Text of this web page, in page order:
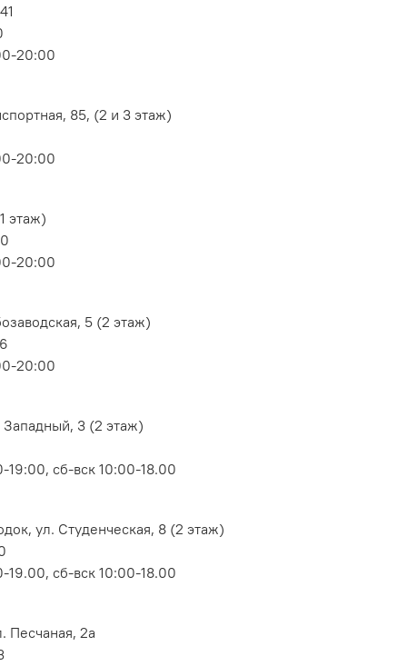
20:00
85, (2 и 3 этаж)
20:00
этаж)
20:00
5 (2 этаж)
20:00
3 (2 этаж)
сб-вск 10:00-18.00
ул. Студенческая, 8 (2 этаж)
сб-вск 10:00-18.00
Песчаная, 2а